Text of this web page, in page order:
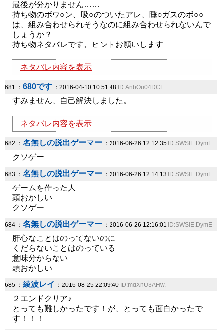
最後が分かりません……
持ち物のボウ○ン、吸○のついたアレ、睡○ガスのボ○○
は、組み合わせられそうなのに組み合わせられないんで
しょうか？
持ち物ネタバレです。ヒントお願いします
ネタバレ内容を表示
681 ： 680です ：2016-04-10 10:51:48 ID:AnbOu04DCE
すみません、自己解決しました。
ネタバレ内容を表示
682 ： 名無しの脱出ゲーマー ：2016-06-26 12:12:35 ID:SWSlE.DymE
クソゲー
683 ： 名無しの脱出ゲーマー ：2016-06-26 12:14:13 ID:SWSlE.DymE
ゲームを作った人
頭おかしい
クソゲー
684 ： 名無しの脱出ゲーマー ：2016-06-26 12:16:01 ID:SWSlE.DymE
肝心なことはのってないのに
くだらないことはのっている
意味分からない
頭おかしい
685 ： 綾波レイ ：2016-08-25 22:09:40 ID:mdXhU3AHw.
２エンドクリア♪
とっても難しかったです！が、とっても面白かったで
す！！！